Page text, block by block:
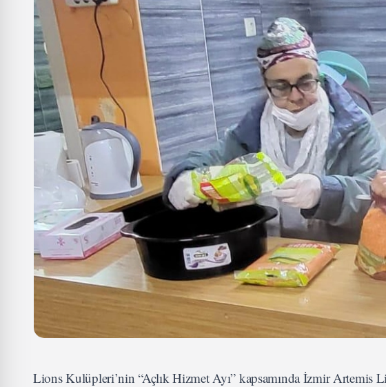
Lions Kulüpleri’nin “Açlık Hizmet Ayı” kapsamında İzmir Artemis